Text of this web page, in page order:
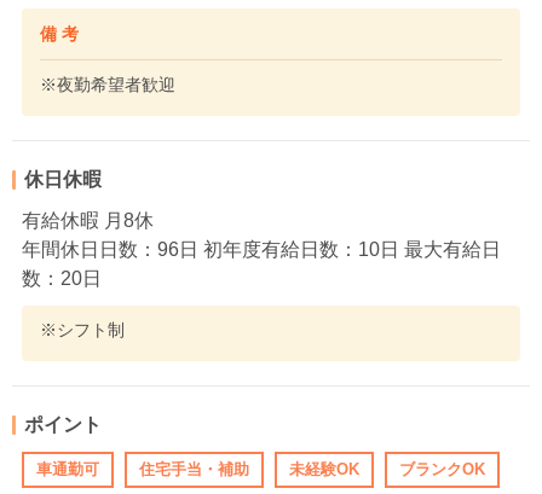
備 考
※夜勤希望者歓迎
休日休暇
有給休暇 月8休
年間休日日数：96日 初年度有給日数：10日 最大有給日
数：20日
※シフト制
ポイント
車通勤可 住宅手当・補助 未経験OK ブランクOK